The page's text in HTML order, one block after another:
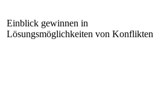
Einblick gewinnen in
Lösungsmöglichkeiten von Konflikten